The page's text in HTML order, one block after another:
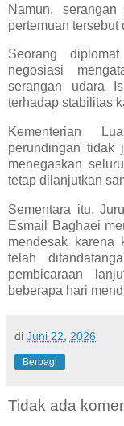
Namun,
pertemuan tersebut
Seorang
negosiasi
serangan udara
terhadap stabilitas
Kementerian
perundingan
menegaskan
tetap dilanjutkan
Sementara itu,
Esmail Baghaei
mendesak karena
telah
pembicaraan
beberapa hari
di Juni 22, 2026
Berbagi
Tidak ada